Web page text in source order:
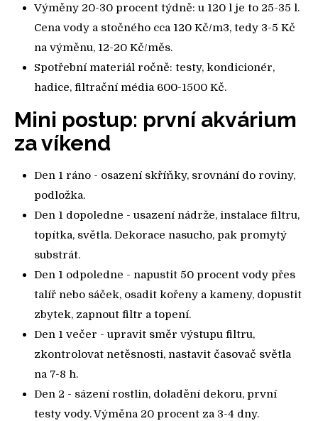
Výměny 20-30 procent týdně: u 120 l je to 25-35 l.
Cena vody a stočného cca 120 Kč/m3, tedy 3-5 Kč
na výměnu, 12-20 Kč/měs.
Spotřební materiál ročně: testy, kondicionér,
hadice, filtrační média 600-1500 Kč.
Mini postup: první akvárium
za víkend
Den 1 ráno - osazení skříňky, srovnání do roviny,
podložka.
Den 1 dopoledne - usazení nádrže, instalace filtru,
topítka, světla. Dekorace nasucho, pak promytý
substrát.
Den 1 odpoledne - napustit 50 procent vody přes
talíř nebo sáček, osadit kořeny a kameny, dopustit
zbytek, zapnout filtr a topení.
Den 1 večer - upravit směr výstupu filtru,
zkontrolovat netěsnosti, nastavit časovač světla
na 7-8 h.
Den 2 - sázení rostlin, doladění dekoru, první
testy vody. Výměna 20 procent za 3-4 dny.